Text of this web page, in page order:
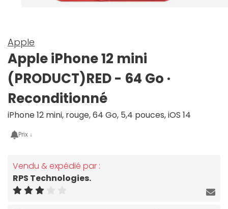
Apple
Apple iPhone 12 mini
(PRODUCT)RED - 64 Go ·
Reconditionné
iPhone 12 mini, rouge, 64 Go, 5,4 pouces, iOS 14
Prix ↓
Vendu & expédié par :
RPS Technologies.